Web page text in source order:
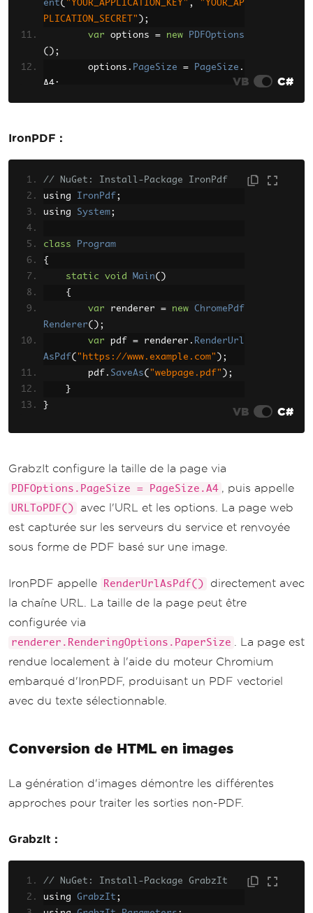
ent( "YOUR_APPLICATION_KEY" ,
"YOUR_AP
PLICATION_SECRET" );
var options = new
PDFOptions
();
        options
. PageSize = PageSize .
A4 ;
w.example.com"
}
}
VB C#
IronPDF :
// NuGet: Install-Package IronPdf
using IronPdf ;
using System;
class
Program
{
static
void Main()
{
var renderer = new
ChromePdf
Renderer();
var pdf = renderer . RenderUrl
AsPdf( "https://www.example.com" );
        pdf
. SaveAs( "webpage.pdf" );
}
}
VB C#
GrabzIt configure la taille de la page via
PDFOptions.PageSize = PageSize.A4 , puis appelle
URLToPDF()
avec l'URL et les options. La page web
est capturée sur les serveurs du service et renvoyée
sous forme de PDF basé sur une image.
IronPDF appelle RenderUrlAsPdf()
directement avec
la chaîne URL. La taille de la page peut être
configurée via
renderer.RenderingOptions.PaperSize
. La page est
rendue localement à l'aide du moteur Chromium
embarqué d'IronPDF, produisant un PDF vectoriel
avec du texte sélectionnable.
Conversion de HTML en images
La génération d'images démontre les différentes
approches pour traiter les sorties non-PDF.
GrabzIt :
// NuGet: Install-Package GrabzIt
using GrabzIt ;